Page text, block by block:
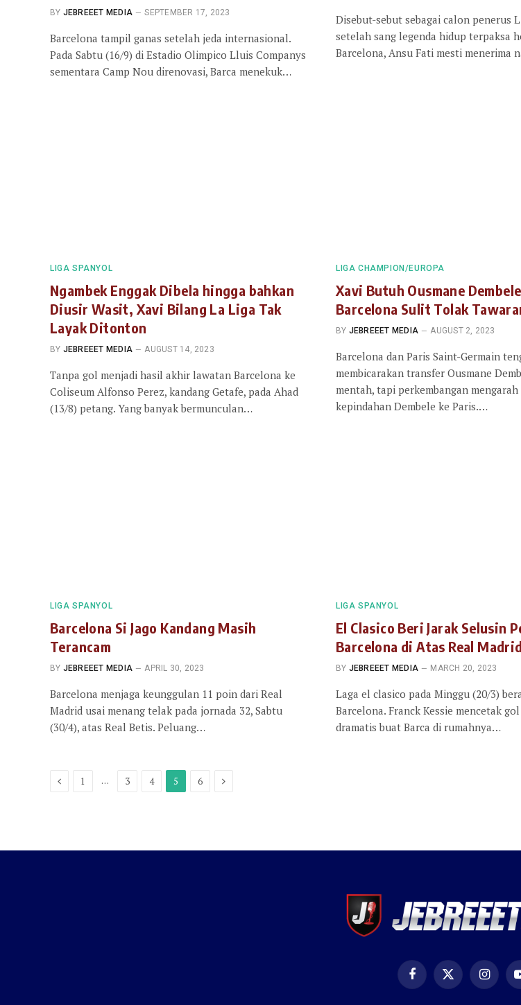
BY JEBREEET MEDIA SEPTEMBER 17, 2023
Barcelona tampil ganas setelah jeda internasional.
Pada Sabtu (16/9) di Estadio Olimpico Lluis Companys
sementara Camp Nou direnovasi, Barca menekuk…
Disebut-sebut sebagai calon penerus
setelah sang legenda hidup terpaksa
Barcelona, Ansu Fati mesti menerima
LIGA SPANYOL
Ngambek Enggak Dibela hingga bahkan
Diusir Wasit, Xavi Bilang La Liga Tak
Layak Ditonton
BY JEBREEET MEDIA AUGUST 14, 2023
Tanpa gol menjadi hasil akhir lawatan Barcelona ke
Coliseum Alfonso Perez, kandang Getafe, pada Ahad
(13/8) petang. Yang banyak bermunculan…
LIGA CHAMPION/EUROPA
Xavi Butuh Ousmane
Barcelona Sulit Tolak
BY JEBREEET MEDIA AUGUST 2, 2023
Barcelona dan Paris Saint-Germain
membicarakan transfer Ousmane
mentah, tapi perkembangan mengarah
kepindahan Dembele ke Paris.…
LIGA SPANYOL
Barcelona Si Jago Kandang Masih
Terancam
BY JEBREEET MEDIA APRIL 30, 2023
Barcelona menjaga keunggulan 11 poin dari Real
Madrid usai menang telak pada jornada 32, Sabtu
(30/4), atas Real Betis. Peluang…
LIGA SPANYOL
El Clasico Beri Jarak Selusin
Barcelona di Atas Real Madrid
BY JEBREEET MEDIA MARCH 20, 2023
Laga el clasico pada Minggu (20/3)
Barcelona. Franck Kessie mencetak
dramatis buat Barca di rumahnya…
Previous
1 … 3 4 5 6 Next
FacebookX
(Twitter)